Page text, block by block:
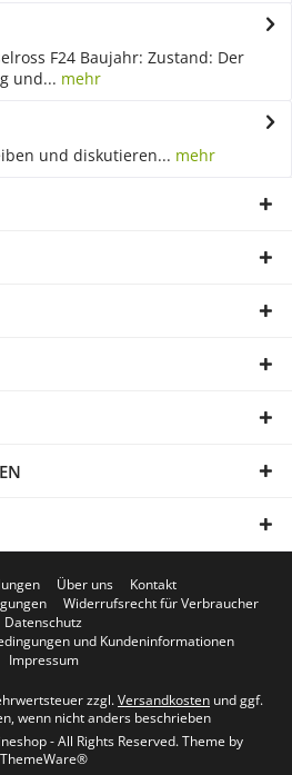
F24 Baujahr: Zustand: Der
und... mehr
und diskutieren... mehr
Über uns
Kontakt
Widerrufsrecht für Verbraucher
Datenschutz
und Kundeninformationen
Impressum
zzgl.Versandkosten und ggf.
wenn nicht anders beschrieben
- All Rights Reserved. Theme by
ThemeWare®